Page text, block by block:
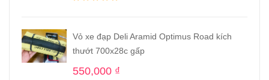
Vỏ xe đạp Deli Aramid Optimus Road kích
thướt 700x28c gấp
550,000 ₫